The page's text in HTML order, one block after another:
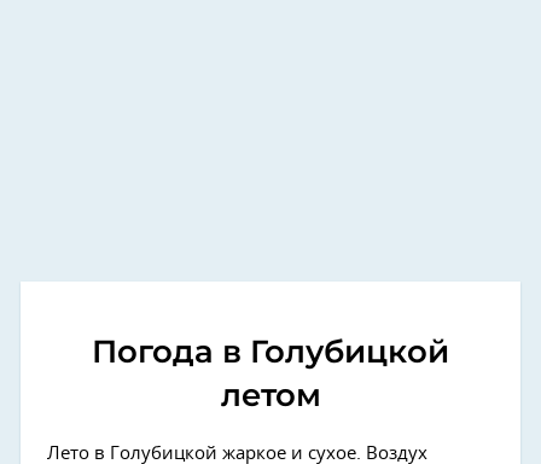
Погода в Голубицкой
летом
Лето в Голубицкой жаркое и сухое. Воздух